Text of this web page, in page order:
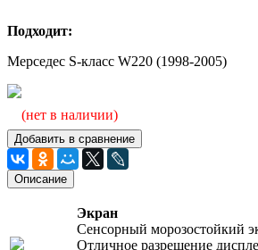
Подходит:
Мерседес S-класс W220 (1998-2005)
(нет в наличии)
Добавить в сравнение
Описание
Экран
Сенсорный морозостойкий
Отличное разрешение